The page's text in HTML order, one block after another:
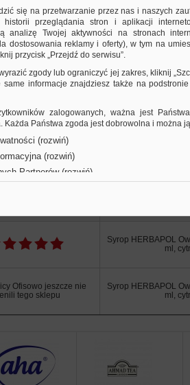
białka
przechowywać w temperaturze pokojowej
po otwarciu przechowywać w lodówce
chronić przed światłem
pojemność 420 ml
Nazwa
Syrop HERBAPOL
ml,
Ofisowo jeszcze nie
tego sklepu
Syrop HERBAPOL
ml,
się na przetwarzanie przez nas i naszych
historii przeglądania stron i aplikacji
analizę Twojej aktywności na stronach
dostosowania reklamy i oferty), w tym na
przycisk „Przejdź do serwisu”.
zgody lub ograniczyć jej zakres, kliknij
same informacje znajdziesz także na
zalogowanych, ważna jest
Każda Państwa zgoda jest dobrowolna i można
(rozwiń)
(rozwiń)
Partnerów (rozwiń)